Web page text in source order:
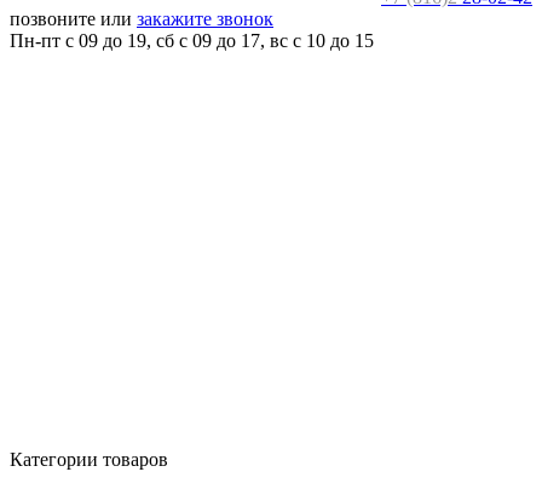
позвоните или закажите звонок
Пн-пт с 09 до 19, сб с 09 до 17, вс c 10 до 15
Категории товаров